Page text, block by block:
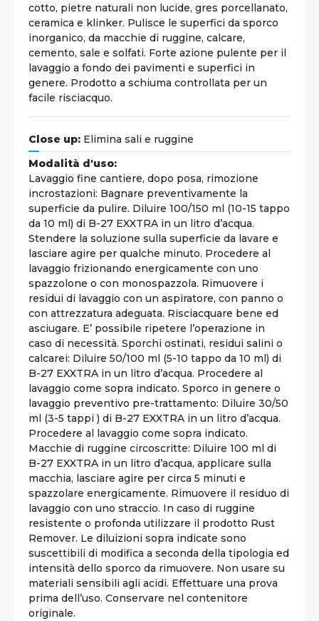
cotto, pietre naturali non lucide, gres porcellanato,
ceramica e klinker. Pulisce le superfici da sporco
inorganico, da macchie di ruggine, calcare,
cemento, sale e solfati. Forte azione pulente per il
lavaggio a fondo dei pavimenti e superfici in
genere. Prodotto a schiuma controllata per un
facile risciacquo.
Close up: Elimina sali e ruggine
Modalità d'uso:
Lavaggio fine cantiere, dopo posa, rimozione
incrostazioni: Bagnare preventivamente la
superficie da pulire. Diluire 100/150 ml (10-15 tappo
da 10 ml) di B-27 EXXTRA in un litro d’acqua.
Stendere la soluzione sulla superficie da lavare e
lasciare agire per qualche minuto. Procedere al
lavaggio frizionando energicamente con uno
spazzolone o con monospazzola. Rimuovere i
residui di lavaggio con un aspiratore, con panno o
con attrezzatura adeguata. Risciacquare bene ed
asciugare. E’ possibile ripetere l’operazione in
caso di necessità. Sporchi ostinati, residui salini o
calcarei: Diluire 50/100 ml (5-10 tappo da 10 ml) di
B-27 EXXTRA in un litro d’acqua. Procedere al
lavaggio come sopra indicato. Sporco in genere o
lavaggio preventivo pre-trattamento: Diluire 30/50
ml (3-5 tappi ) di B-27 EXXTRA in un litro d’acqua.
Procedere al lavaggio come sopra indicato.
Macchie di ruggine circoscritte: Diluire 100 ml di
B-27 EXXTRA in un litro d’acqua, applicare sulla
macchia, lasciare agire per circa 5 minuti e
spazzolare energicamente. Rimuovere il residuo di
lavaggio con uno straccio. In caso di ruggine
resistente o profonda utilizzare il prodotto Rust
Remover. Le diluizioni sopra indicate sono
suscettibili di modifica a seconda della tipologia ed
intensità dello sporco da rimuovere. Non usare su
materiali sensibili agli acidi. Effettuare una prova
prima dell’uso. Conservare nel contenitore
originale.